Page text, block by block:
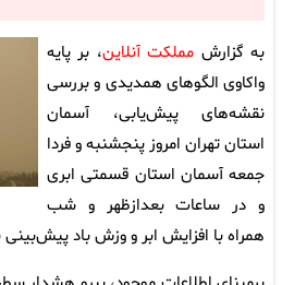
به گزارش مملکت آنلاین، بر پایه
واکاوی الگوهای همدیدی و بررسی
نقشه‌های پیش‌یابی، آسمان
استان تهران امروز پنجشنبه و فردا
جمعه آسمان استان قسمتی ابری
و در ساعات بعدازظهر و شب
همراه با افزایش ابر و وزش باد